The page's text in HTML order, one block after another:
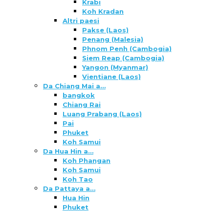
Krabi
Koh Kradan
Altri paesi
Pakse (Laos)
Penang (Malesia)
Phnom Penh (Cambogia)
Siem Reap (Cambogia)
Yangon (Myanmar)
Vientiane (Laos)
Da Chiang Mai a…
bangkok
Chiang Rai
Luang Prabang (Laos)
Pai
Phuket
Koh Samui
Da Hua Hin a…
Koh Phangan
Koh Samui
Koh Tao
Da Pattaya a…
Hua Hin
Phuket